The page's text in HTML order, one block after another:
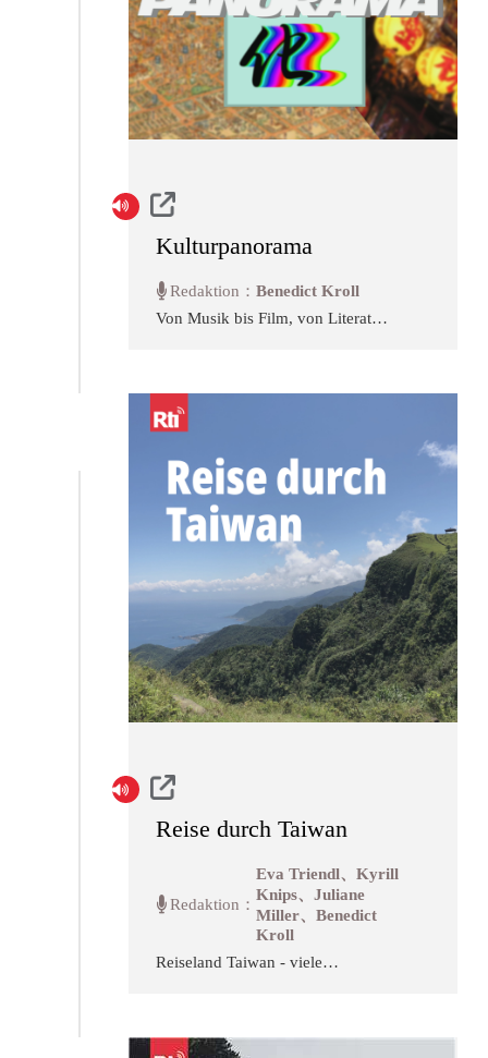
Kulturpanorama
Redaktion：Benedict Kroll
Von Musik bis Film, von Literatur
Kulturlandschaft der Insel zu
bieten hat. Deutsche
Künstlerinnen und Künstler an
kommen ebenfalls zu Wort.
Reise durch Taiwan
Redaktion：
Eva Triendl、Kyrill
Knips、Juliane
Miller、Benedict
Kroll
Reiseland Taiwan - viele
Taiwan.